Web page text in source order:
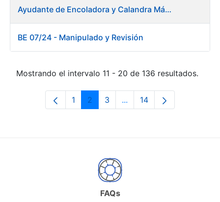
Ayudante de Encoladora y Calandra Máquina de Papel. Fábrica de Papel
BE 07/24 - Manipulado y Revisión
Mostrando el intervalo 11 - 20 de 136 resultados.
Página
1 Página
2 Página
3 ...Páginas intermedias Use
Página
14
FAQs